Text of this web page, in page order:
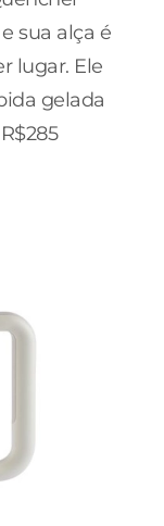
sua alça é
lugar. Ele
gelada